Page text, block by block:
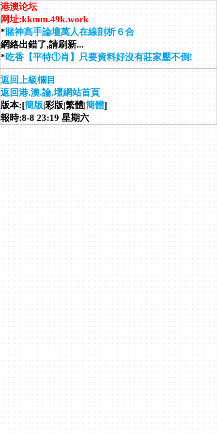
港澳论坛
网址:kkmm.49k.work
*賭神高手論壇萬人在線剖析６合
網絡出錯了,請刷新...
*吃香【平特①肖】只要資料好沒有莊家壓不倒!
返回上級欄目
返回港.澳.論.壇網站首頁
版本:[簡版|彩版|繁體|簡體]
報時:8-8 23:19 星期六